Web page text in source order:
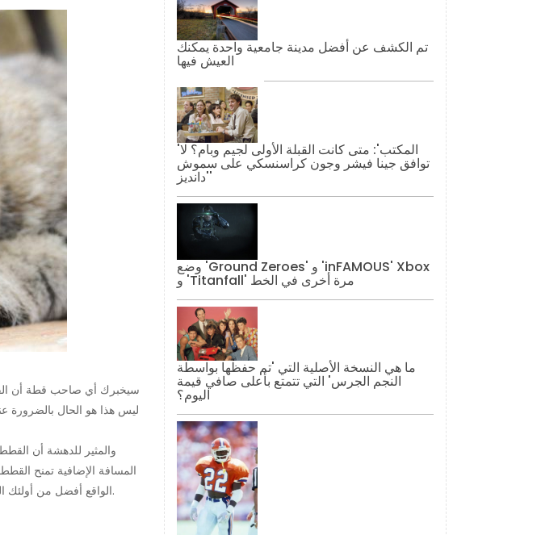
سيخبرك أي صاحب قطة أن
ليس هذا هو الحال بالضرورة
والمثير للدهشة أن
الواقع أفضل من أولئك الذين يسقطون من خمسة إلى تسعة طوابق. لكن الكلاب لا تنجو من السقوط حتى من أربعة طوابق.
تم الكشف عن أفضل مدينة جامعية واحدة يمكنك
العيش فيها
'المكتب': متى كانت القبلة الأولى لجيم وبام؟ لا
توافق جينا فيشر وجون كراسنسكي على سموش
'دانديز'
وضع 'Ground Zeroes' و 'inFAMOUS' Xbox
و 'Titanfall' مرة أخرى في الخط
ما هي النسخة الأصلية التي 'تم حفظها بواسطة
النجم الجرس' التي تتمتع بأعلى صافي قيمة
اليوم؟